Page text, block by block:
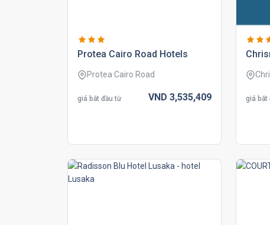
protea cairo road hotels
Protea Cairo Road
giá bắt đầu từ VND 3,535,409 giá bắt